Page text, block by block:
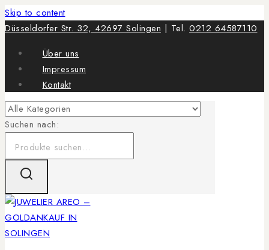
Skip to content
Düsseldorfer Str. 32, 42697 Solingen | Tel. 0212 64587110
Über uns
Impressum
Kontakt
Suchen nach: